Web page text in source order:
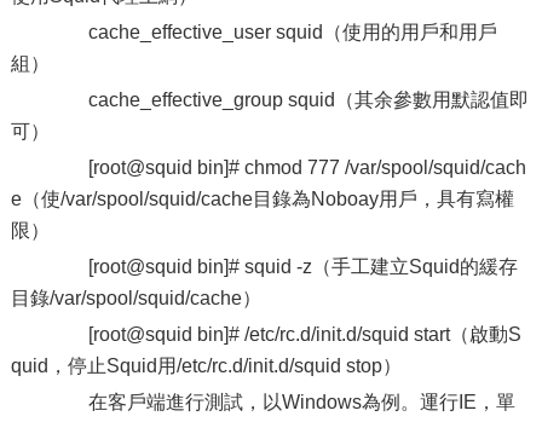
cache_effective_user squid（使用的用戶和用戶
組）
cache_effective_group squid（其余參數用默認值即
可）
[root@squid bin]# chmod 777 /var/spool/squid/cach
e（使/var/spool/squid/cache目錄為Noboay用戶，具有寫權
限）
[root@squid bin]# squid -z（手工建立Squid的緩存
目錄/var/spool/squid/cache）
[root@squid bin]# /etc/rc.d/init.d/squid start（啟動S
quid，停止Squid用/etc/rc.d/init.d/squid stop）
在客戶端進行測試，以Windows為例。運行IE，單